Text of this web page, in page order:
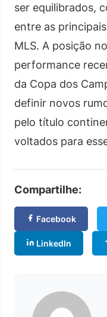
ser equilibrados,
entre as
MLS. A posição
performance
da Copa dos
definir novos
pelo título
voltados para
Compartilhe:
Facebook
LinkedIn